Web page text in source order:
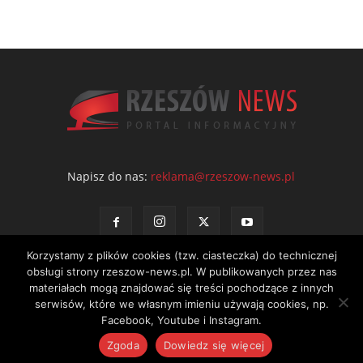
Napisz do nas: reklama@rzeszow-news.pl
Kontakt Polityka prywatności Regulamin portalu
© NEWS Sp. z o.o. - wydawca portalu Rzeszów News. Wszystkie prawa
zastrzeżone. Tel.: 601 97 55 30
Korzystamy z plików cookies (tzw. ciasteczka) do technicznej
obsługi strony rzeszow-news.pl. W publikowanych przez nas
materiałach mogą znajdować się treści pochodzące z innych
serwisów, które we własnym imieniu używają cookies, np.
Facebook, Youtube i Instagram.
Zgoda
Dowiedz się więcej